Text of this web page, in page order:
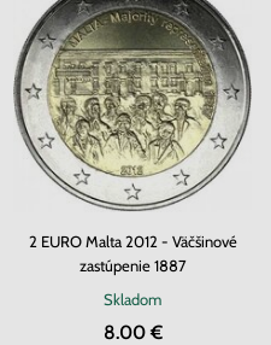
2 EURO Malta 2012 - Väčšinové
zastúpenie 1887
Skladom
8.00 €